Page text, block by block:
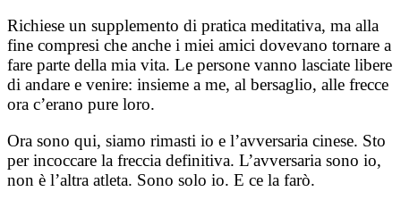
Richiese un supplemento di pratica meditativa, ma alla
fine compresi che anche i miei amici dovevano tornare a
fare parte della mia vita. Le persone vanno lasciate libere
di andare e venire: insieme a me, al bersaglio, alle frecce
ora c’erano pure loro.
Ora sono qui, siamo rimasti io e l’avversaria cinese. Sto
per incoccare la freccia definitiva. L’avversaria sono io,
non è l’altra atleta. Sono solo io. E ce la farò.